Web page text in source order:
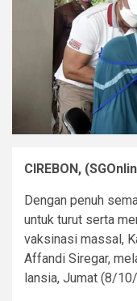
CIREBON,
Dengan penuh
untuk turut serta
vaksinasi massal,
Affandi Siregar,
lansia, Jumat (8/